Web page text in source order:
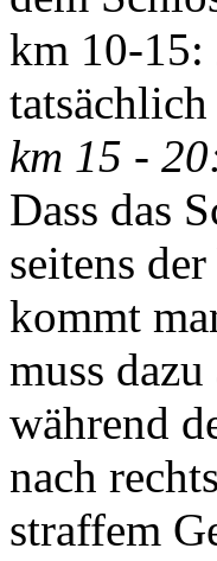
km 10-15:
km 15 -
Dass das
seitens
kommt
muss
während
nach
straffem